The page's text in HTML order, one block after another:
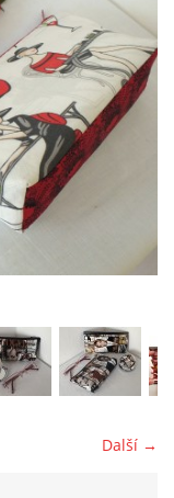
Další →